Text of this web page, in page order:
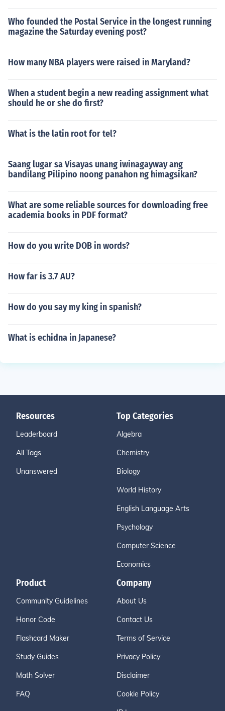
Who founded the Postal Service in the longest running
magazine the Saturday evening post?
How many NBA players were raised in Maryland?
When a student begin a new reading assignment what
should he or she do first?
What is the latin root for tel?
Saang lugar sa Visayas unang iwinagayway ang
bandilang Pilipino noong panahon ng himagsikan?
What are some reliable sources for downloading free
academia books in PDF format?
How do you write DOB in words?
How far is 3.7 AU?
How do you say my king in spanish?
What is echidna in Japanese?
Resources
Leaderboard
All Tags
Unanswered
Top Categories
Algebra
Chemistry
Biology
World History
English Language Arts
Psychology
Computer Science
Economics
Product
Community Guidelines
Honor Code
Flashcard Maker
Study Guides
Math Solver
FAQ
Company
About Us
Contact Us
Terms of Service
Privacy Policy
Disclaimer
Cookie Policy